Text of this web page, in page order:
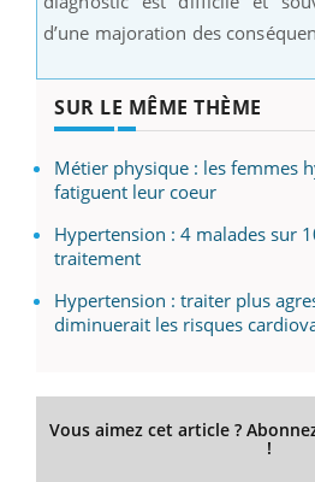
d’une majoration des
SUR LE MÊME THÈME
Métier physique : les femmes
fatiguent leur coeur
Hypertension : 4 malades sur
traitement
Hypertension : traiter plus
diminuerait les risques
Vous aimez cet article ?
!